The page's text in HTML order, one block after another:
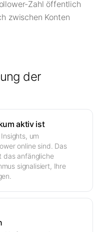
Zahl öffentlich
zwischen Konten
der
aktiv ist
um
online sind. Das
das anfängliche
signalisiert, Ihre